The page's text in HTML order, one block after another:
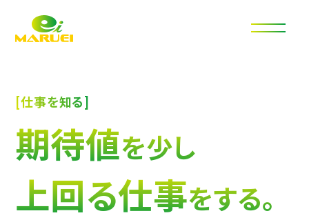
[仕事を知る]
期待値を少し
上回る仕事をする。